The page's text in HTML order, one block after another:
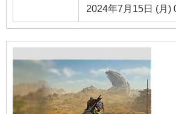
2024年7月15日 (月)